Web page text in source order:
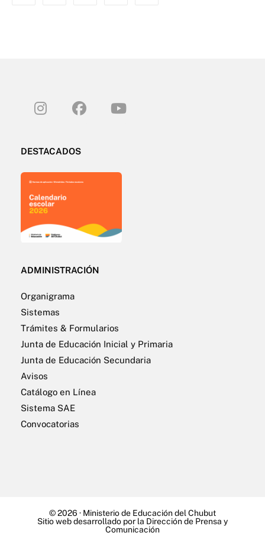
DESTACADOS
ADMINISTRACIÓN
Organigrama
Sistemas
Trámites & Formularios
Junta de Educación Inicial y Primaria
Junta de Educación Secundaria
Avisos
Catálogo en Línea
Sistema SAE
Convocatorias
© 2026 · Ministerio de Educación del Chubut
Sitio web desarrollado por la Dirección de Prensa y
Comunicación